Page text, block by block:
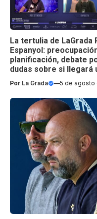
La tertulia de LaGrada
Espanyol:
planificación, debate
dudas sobre si llegará
Por La Grada —5 de agosto